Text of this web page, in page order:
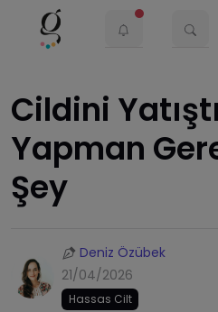
Cildini
Yapman
Şey
Deniz Özübek
21/04/2026
Hassas Cilt